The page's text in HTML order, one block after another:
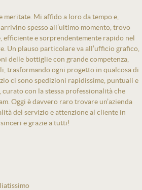
meritate. Mi affido a loro da tempo e,
spesso all’ultimo momento, trovo
efficiente e sorprendentemente rapido nel
Un plauso particolare va all’ufficio grafico,
delle bottiglie con grande competenza,
trasformando ogni progetto in qualcosa di
ci sono spedizioni rapidissime, puntuali e
con la stessa professionalità che
Oggi è davvero raro trovare un’azienda
del servizio e attenzione al cliente in
e grazie a tutti!